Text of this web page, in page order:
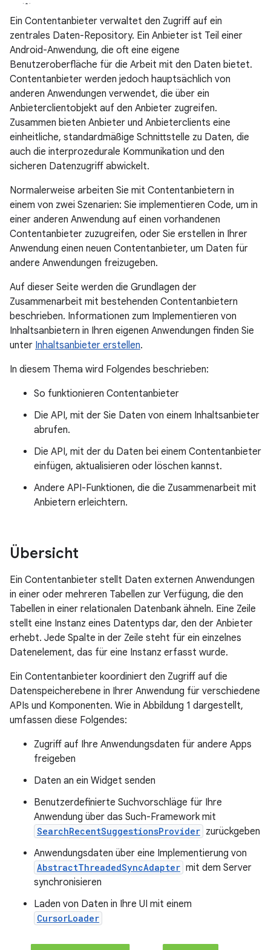
Ein Contentanbieter verwaltet den Zugriff auf ein
zentrales Daten-Repository. Ein Anbieter ist Teil einer
Android-Anwendung, die oft eine eigene
Benutzeroberfläche für die Arbeit mit den Daten bietet.
Contentanbieter werden jedoch hauptsächlich von
anderen Anwendungen verwendet, die über ein
Anbieterclientobjekt auf den Anbieter zugreifen.
Zusammen bieten Anbieter und Anbieterclients eine
einheitliche, standardmäßige Schnittstelle zu Daten, die
auch die interprozedurale Kommunikation und den
sicheren Datenzugriff abwickelt.
Normalerweise arbeiten Sie mit Contentanbietern in
einem von zwei Szenarien: Sie implementieren Code, um in
einer anderen Anwendung auf einen vorhandenen
Contentanbieter zuzugreifen, oder Sie erstellen in Ihrer
Anwendung einen neuen Contentanbieter, um Daten für
andere Anwendungen freizugeben.
Auf dieser Seite werden die Grundlagen der
Zusammenarbeit mit bestehenden Contentanbietern
beschrieben. Informationen zum Implementieren von
Inhaltsanbietern in Ihren eigenen Anwendungen finden Sie
unter Inhaltsanbieter erstellen.
In diesem Thema wird Folgendes beschrieben:
So funktionieren Contentanbieter
Die API, mit der Sie Daten von einem Inhaltsanbieter
abrufen.
Die API, mit der du Daten bei einem Contentanbieter
einfügen, aktualisieren oder löschen kannst.
Andere API-Funktionen, die die Zusammenarbeit mit
Anbietern erleichtern.
Übersicht
Ein Contentanbieter stellt Daten externen Anwendungen
in einer oder mehreren Tabellen zur Verfügung, die den
Tabellen in einer relationalen Datenbank ähneln. Eine Zeile
stellt eine Instanz eines Datentyps dar, den der Anbieter
erhebt. Jede Spalte in der Zeile steht für ein einzelnes
Datenelement, das für eine Instanz erfasst wurde.
Ein Contentanbieter koordiniert den Zugriff auf die
Datenspeicherebene in Ihrer Anwendung für verschiedene
APIs und Komponenten. Wie in Abbildung 1 dargestellt,
umfassen diese Folgendes:
Zugriff auf Ihre Anwendungsdaten für andere Apps
freigeben
Daten an ein Widget senden
Benutzerdefinierte Suchvorschläge für Ihre
Anwendung über das Such-Framework mit
SearchRecentSuggestionsProvider zurückgeben
Anwendungsdaten über eine Implementierung von
AbstractThreadedSyncAdapter mit dem Server
synchronisieren
Laden von Daten in Ihre UI mit einem
CursorLoader